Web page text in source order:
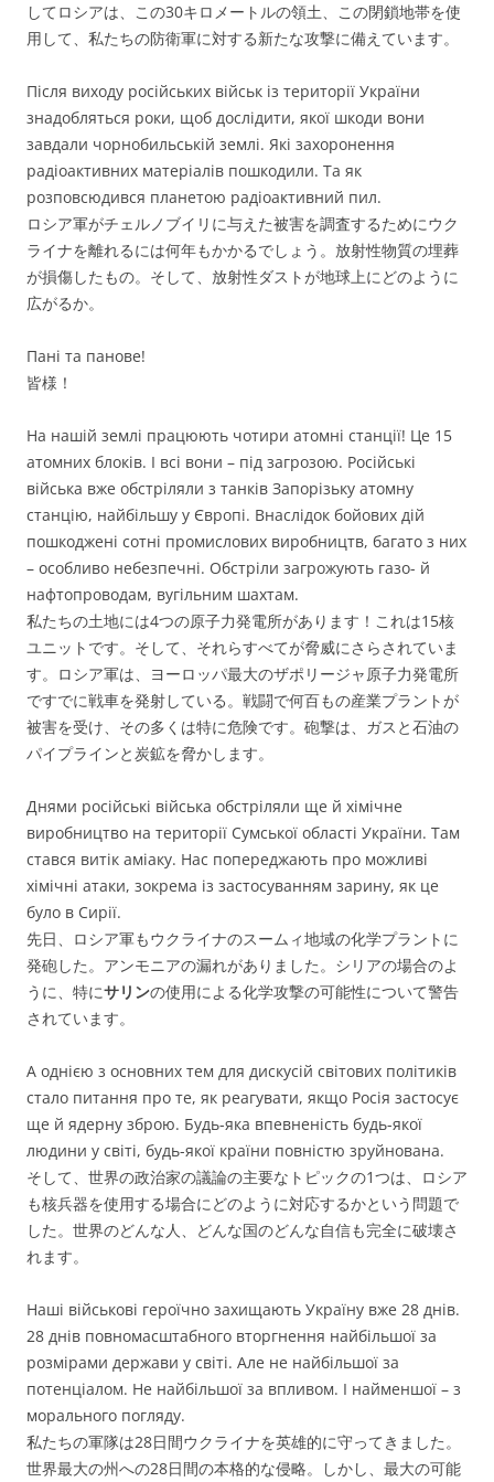
してロシアは、この30キロメートルの領土、この閉鎖地帯を使
用して、私たちの防衛軍に対する新たな攻撃に備えています。
Після виходу російських військ із території України
знадобляться роки, щоб дослідити, якої шкоди вони
завдали чорнобильській землі. Які захоронення
радіоактивних матеріалів пошкодили. Та як
розповсюдився планетою радіоактивний пил.
ロシア軍がチェルノブイリに与えた被害を調査するためにウク
ライナを離れるには何年もかかるでしょう。放射性物質の埋葬
が損傷したもの。そして、放射性ダストが地球上にどのように
広がるか。
Пані та панове!
皆様！
На нашій землі працюють чотири атомні станції! Це 15
атомних блоків. І всі вони – під загрозою. Російські
війська вже обстріляли з танків Запорізьку атомну
станцію, найбільшу у Європі. Внаслідок бойових дій
пошкоджені сотні промислових виробництв, багато з них
– особливо небезпечні. Обстріли загрожують газо- й
нафтопроводам, вугільним шахтам.
私たちの土地には4つの原子力発電所があります！これは15核
ユニットです。そして、それらすべてが脅威にさらされていま
す。ロシア軍は、ヨーロッパ最大のザポリージャ原子力発電所
ですでに戦車を発射している。戦闘で何百もの産業プラントが
被害を受け、その多くは特に危険です。砲撃は、ガスと石油の
パイプラインと炭鉱を脅かします。
Днями російські війська обстріляли ще й хімічне
виробництво на території Сумської області України. Там
стався витік аміаку. Нас попереджають про можливі
хімічні атаки, зокрема із застосуванням зарину, як це
було в Сирії.
先日、ロシア軍もウクライナのスームィ地域の化学プラントに
発砲した。アンモニアの漏れがありました。シリアの場合のよ
うに、特にサリンの使用による化学攻撃の可能性について警告
されています。
А однією з основних тем для дискусій світових політиків
стало питання про те, як реагувати, якщо Росія застосує
ще й ядерну зброю. Будь-яка впевненість будь-якої
людини у світі, будь-якої країни повністю зруйнована.
そして、世界の政治家の議論の主要なトピックの1つは、ロシア
も核兵器を使用する場合にどのように対応するかという問題で
した。世界のどんな人、どんな国のどんな自信も完全に破壊さ
れます。
Наші військові героїчно захищають Україну вже 28 днів.
28 днів повномасштабного вторгнення найбільшої за
розмірами держави у світі. Але не найбільшої за
потенціалом. Не найбільшої за впливом. І найменшої – з
морального погляду.
私たちの軍隊は28日間ウクライナを英雄的に守ってきました。
世界最大の州への28日間の本格的な侵略。しかし、最大の可能